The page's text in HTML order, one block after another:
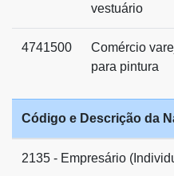
vestuário
4741500
Comércio
para pintura
Código e Descrição da
2135 - Empresário